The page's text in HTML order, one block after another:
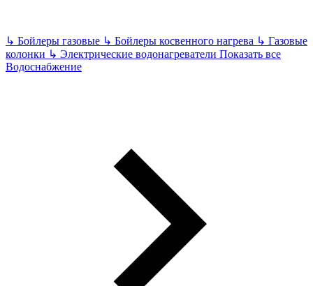
↳ Бойлеры газовые ↳ Бойлеры косвенного нагрева ↳ Газовые
колонки ↳ Электрические водонагреватели Показать все
Водоснабжение